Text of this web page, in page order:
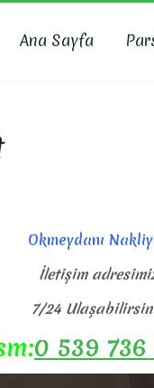
Ana Sayfa
Okmeydanı
İletişim
7/24
0 539 736